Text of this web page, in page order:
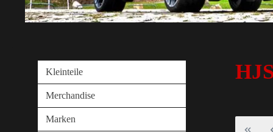
Kleinteile
Merchandise
Marken